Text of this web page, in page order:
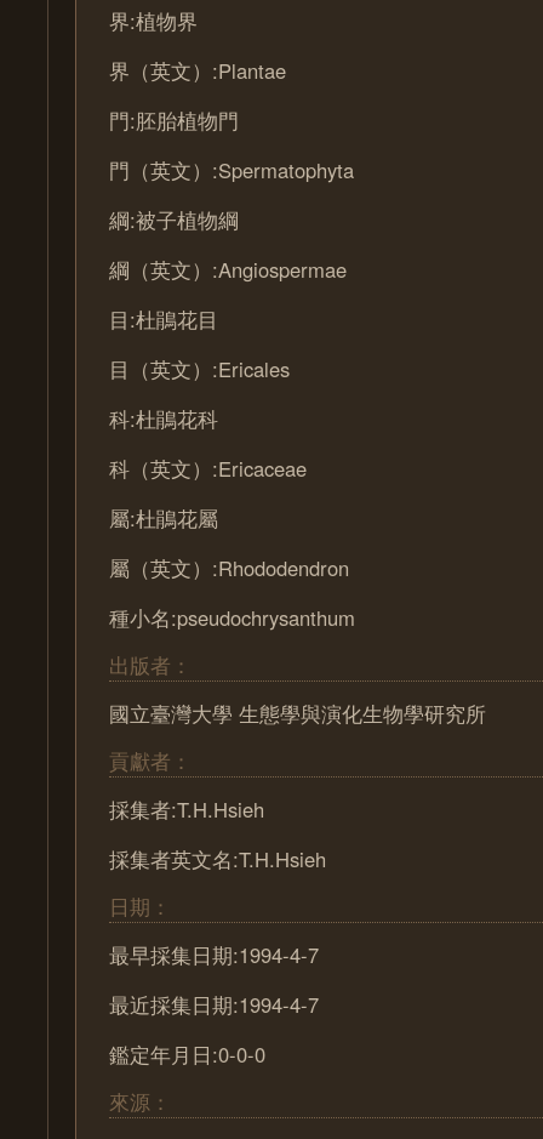
界:植物界
界（英文）:Plantae
門:胚胎植物門
門（英文）:Spermatophyta
綱:被子植物綱
綱（英文）:Angiospermae
目:杜鵑花目
目（英文）:Ericales
科:杜鵑花科
科（英文）:Ericaceae
屬:杜鵑花屬
屬（英文）:Rhododendron
種小名:pseudochrysanthum
出版者：
國立臺灣大學 生態學與演化生物學研究所
貢獻者：
採集者:T.H.Hsieh
採集者英文名:T.H.Hsieh
日期：
最早採集日期:1994-4-7
最近採集日期:1994-4-7
鑑定年月日:0-0-0
來源：